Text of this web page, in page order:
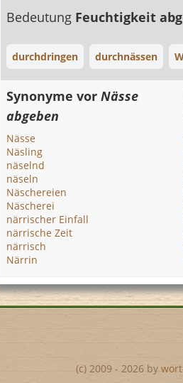
Bedeutung Feuchtigkeit
durchdringen durchnässen
Synonyme vor Nässe
abgeben
Nässe
Näsling
näselnd
näseln
Näschereien
Näscherei
närrischer Einfall
närrische Zeit
närrisch
Närrin
(c) 2009 - 2026 by